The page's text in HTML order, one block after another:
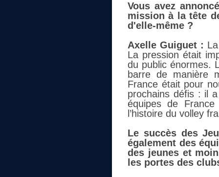
Vous avez
mission à la tête
d'elle-même ?
Axelle Guiguet :
La pression était
du public énormes.
barre de manière
France était pour
prochains défis : il
équipes de
l’histoire du volley
Le succès des
également des
des jeunes et
les portes des